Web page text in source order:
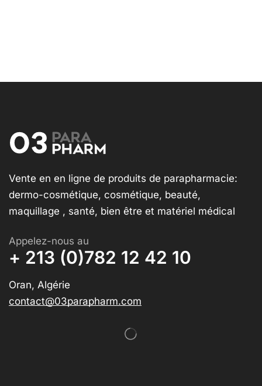
Vente en en ligne de produits de parapharmacie:
dermo-cosmétique, cosmétique, beauté,
maquillage , santé, bien être et matériel médical
Appelez-nous au
+ 213 (0)782 12 42 10
Oran, Algérie
contact@03parapharm.com